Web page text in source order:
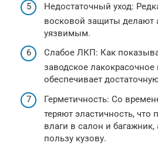
Недостаточный уход:
восковой защиты делают
уязвимым.
Слабое ЛКП: Как
заводское
обеспечивает
Герметичность: Со
теряют эластичность,
влаги в салон и багажник,
пользу кузову.